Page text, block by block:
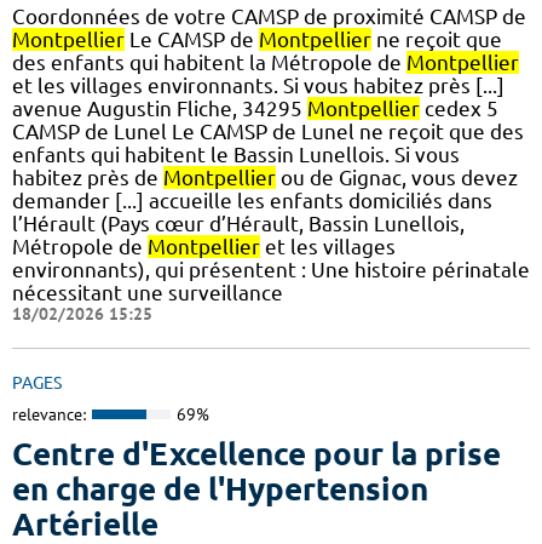
Coordonnées de votre CAMSP de proximité CAMSP de
Montpellier Le CAMSP de Montpellier ne reçoit que
des enfants qui habitent la Métropole de Montpellier
et les villages environnants. Si vous habitez près [...]
avenue Augustin Fliche, 34295 Montpellier cedex 5
CAMSP de Lunel Le CAMSP de Lunel ne reçoit que des
enfants qui habitent le Bassin Lunellois. Si vous
habitez près de Montpellier ou de Gignac, vous devez
demander [...] accueille les enfants domiciliés dans
l’Hérault (Pays cœur d’Hérault, Bassin Lunellois,
Métropole de Montpellier et les villages
environnants), qui présentent : Une histoire périnatale
nécessitant une surveillance
18/02/2026 15:25
PAGES
relevance: 69%
Centre d'Excellence pour la prise
en charge de l'Hypertension
Artérielle